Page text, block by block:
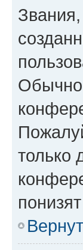
Обычно
только